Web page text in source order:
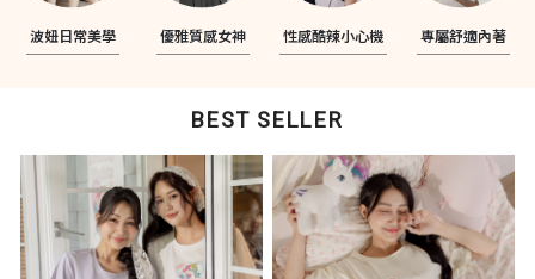
波妞日常美學 優雅質感女神 性感酷辣小心機 專屬舒適內著
BEST SELLER